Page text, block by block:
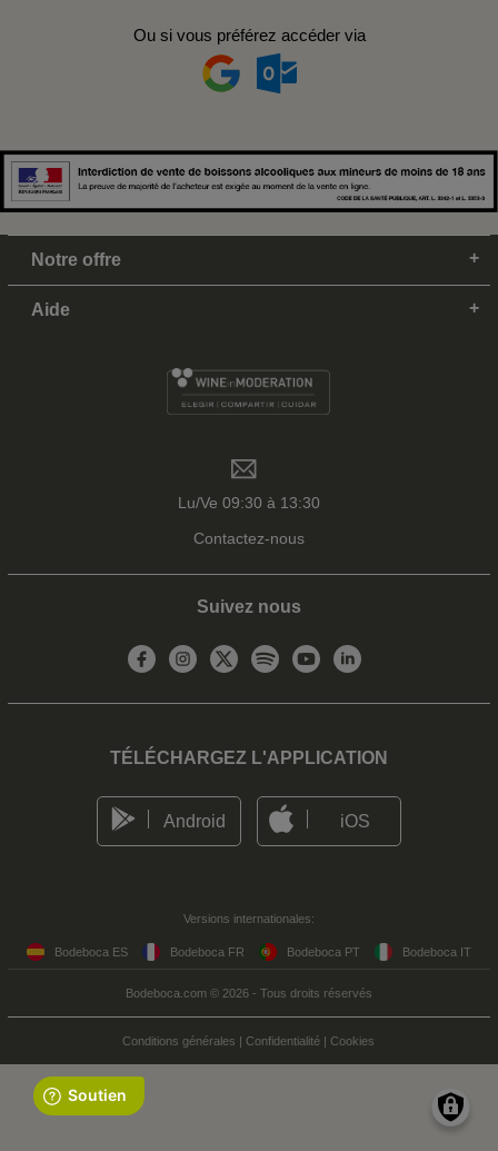
Ou si vous préférez accéder via
Notre offre
Aide
Lu/Ve 09:30 à 13:30
Contactez-nous
Suivez nous
TÉLÉCHARGEZ L'APPLICATION
Android iOS
Versions internationales:
Bodeboca ES Bodeboca FR Bodeboca PT Bodeboca IT
Bodeboca.com © 2026 - Tous droits réservés
Conditions générales | Confidentialité | Cookies